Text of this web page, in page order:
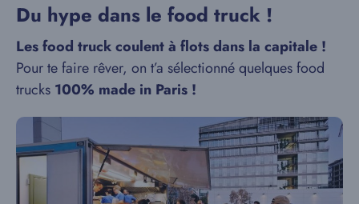
Du hype dans le food truck !
Les food truck coulent à flots dans la capitale !
Pour te faire rêver, on t’a sélectionné quelques food
trucks 100% made in Paris !